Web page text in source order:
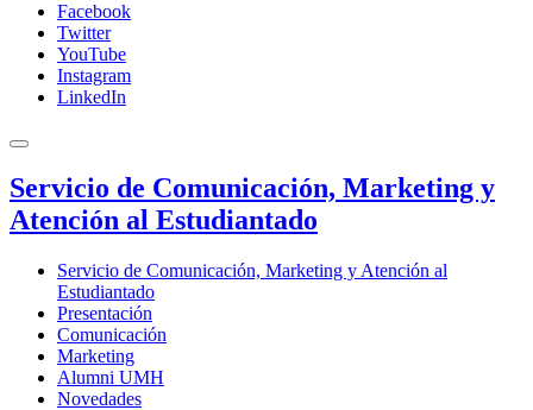
Facebook
Twitter
YouTube
Instagram
LinkedIn
Servicio de Comunicación, Marketing y
Atención al Estudiantado
Servicio de Comunicación, Marketing y Atención al
Estudiantado
Presentación
Comunicación
Marketing
Alumni UMH
Novedades